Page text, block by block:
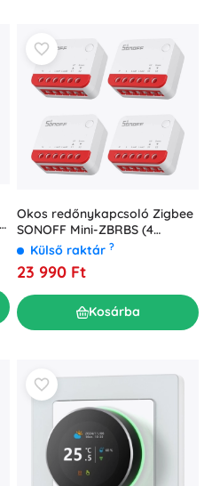
Okos redőnykapcsoló Zigbee
SONOFF Mini-ZBRBS (4
darabos készlet)
Külső raktár ?
23 990 Ft
Kosárba